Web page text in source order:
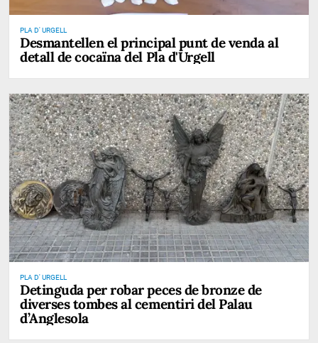
PLA D' URGELL
Desmantellen el principal punt de venda al
detall de cocaïna del Pla d'Urgell
PLA D' URGELL
Detinguda per robar peces de bronze de
diverses tombes al cementiri del Palau
d’Anglesola